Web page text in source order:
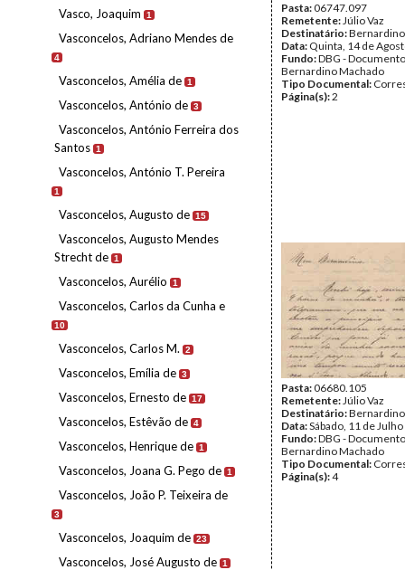
Vasco, Joaquim 1
Vasconcelos, Adriano Mendes de
4
Vasconcelos, Amélia de 1
Vasconcelos, António de 3
Vasconcelos, António Ferreira dos
Santos 1
Vasconcelos, António T. Pereira
1
Vasconcelos, Augusto de 15
Vasconcelos, Augusto Mendes
Strecht de 1
Vasconcelos, Aurélio 1
Vasconcelos, Carlos da Cunha e
10
Vasconcelos, Carlos M. 2
Vasconcelos, Emília de 3
Vasconcelos, Ernesto de 17
Vasconcelos, Estêvão de 4
Vasconcelos, Henrique de 1
Vasconcelos, Joana G. Pego de 1
Vasconcelos, João P. Teixeira de
3
Vasconcelos, Joaquim de 23
Vasconcelos, José Augusto de 1
Pasta:06747.097
Remetente:Júlio Vaz
Destinatário:
Data: Quinta, 14 de
Fundo:DBG -
Bernardino Machado
Tipo Documental:
Página(s):2
Pasta:06680.105
Remetente:Júlio Vaz
Destinatário:
Data:Sábado, 11 de
Fundo:DBG -
Bernardino Machado
Tipo Documental:
Página(s):4